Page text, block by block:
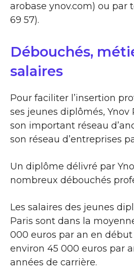
arobase ynov.com) ou par
69 57).
Débouchés,
salaires
Pour faciliter l’insertion
ses jeunes diplômés,
son important réseau
son réseau d’entreprises
Un diplôme délivré par
nombreux débouchés
Les salaires des jeunes
Paris sont dans la
000 euros par an en
environ 45 000 euros par
années de carrière.